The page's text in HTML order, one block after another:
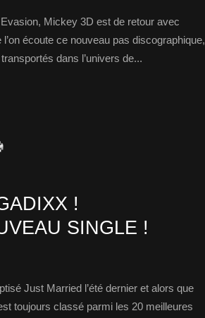
Mickey 3D est de retour avec
écoute ce nouveau pas discographique,
dans l’univers de...
!
SINGLE !
Just Married l’été dernier et alors que
toujours classé parmi les 20 meilleures